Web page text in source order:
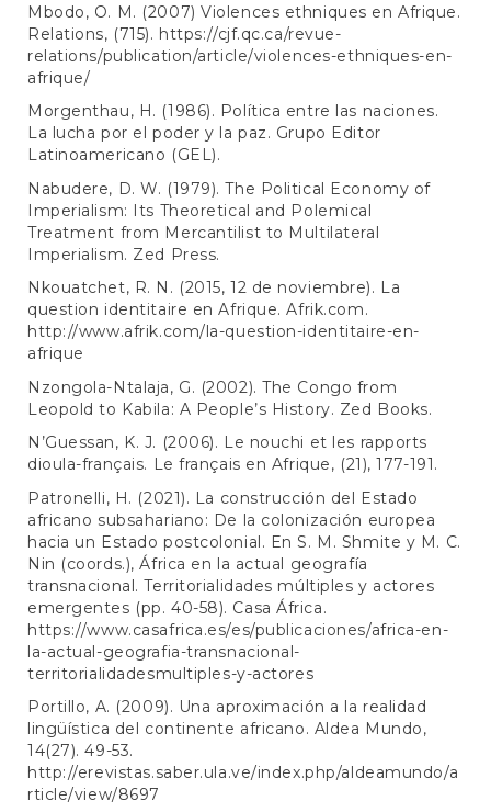
Mbodo, O. M. (2007) Violences ethniques en Afrique.
Relations, (715). https://cjf.qc.ca/revue-
relations/publication/article/violences-ethniques-en-
afrique/
Morgenthau, H. (1986). Política entre las naciones.
La lucha por el poder y la paz. Grupo Editor
Latinoamericano (GEL).
Nabudere, D. W. (1979). The Political Economy of
Imperialism: Its Theoretical and Polemical
Treatment from Mercantilist to Multilateral
Imperialism. Zed Press.
Nkouatchet, R. N. (2015, 12 de noviembre). La
question identitaire en Afrique. Afrik.com.
http://www.afrik.com/la-question-identitaire-en-
afrique
Nzongola-Ntalaja, G. (2002). The Congo from
Leopold to Kabila: A People’s History. Zed Books.
N’Guessan, K. J. (2006). Le nouchi et les rapports
dioula-français. Le français en Afrique, (21), 177-191.
Patronelli, H. (2021). La construcción del Estado
africano subsahariano: De la colonización europea
hacia un Estado postcolonial. En S. M. Shmite y M. C.
Nin (coords.), África en la actual geografía
transnacional. Territorialidades múltiples y actores
emergentes (pp. 40-58). Casa África.
https://www.casafrica.es/es/publicaciones/africa-en-
la-actual-geografia-transnacional-
territorialidadesmultiples-y-actores
Portillo, A. (2009). Una aproximación a la realidad
lingüística del continente africano. Aldea Mundo,
14(27). 49-53.
http://erevistas.saber.ula.ve/index.php/aldeamundo/a
rticle/view/8697